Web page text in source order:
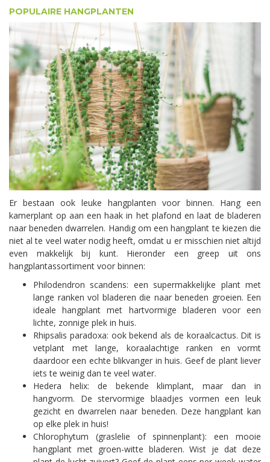
POPULAIRE HANGPLANTEN
Er bestaan ook leuke hangplanten voor binnen. Hang een
kamerplant op aan een haak in het plafond en laat de bladeren
naar beneden dwarrelen. Handig om een hangplant te kiezen die
niet al te veel water nodig heeft, omdat u er misschien niet altijd
even makkelijk bij kunt. Hieronder een greep uit ons
hangplantassortiment voor binnen:
Philodendron scandens: een supermakkelijke plant met
lange ranken vol bladeren die naar beneden groeien. Een
ideale hangplant met hartvormige bladeren voor een
lichte, zonnige plek in huis.
Rhipsalis paradoxa: ook bekend als de koraalcactus. Dit is
vetplant met lange, koraalachtige ranken en vormt
daardoor een echte blikvanger in huis. Geef de plant liever
iets te weinig dan te veel water.
Hedera helix: de bekende klimplant, maar dan in
hangvorm. De stervormige blaadjes vormen een leuk
gezicht en dwarrelen naar beneden. Deze hangplant kan
op elke plek in huis!
Chlorophytum (graslelie of spinnenplant): een mooie
hangplant met groen-witte bladeren. Wist je dat deze